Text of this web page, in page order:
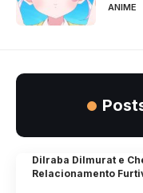
ANIME
Dilraba Dilmurat e
Relacionamento